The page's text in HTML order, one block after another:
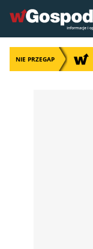
NIE PRZEGAP